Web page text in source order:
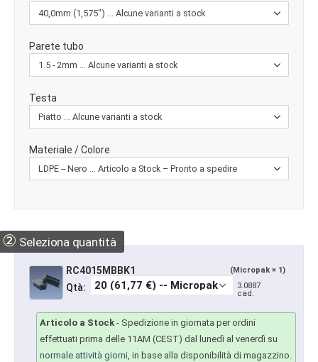
Parete tubo
Testa
Materiale / Colore
② Seleziona quantità
RC4015MBBK1 (Micropak × 1)
Qtà:
3.0887
cad.
Articolo a Stock - Spedizione in giornata per ordini
effettuati prima delle 11AM (CEST) dal lunedì al venerdì su
normale attività giorni, in base alla disponibilità di magazzino.